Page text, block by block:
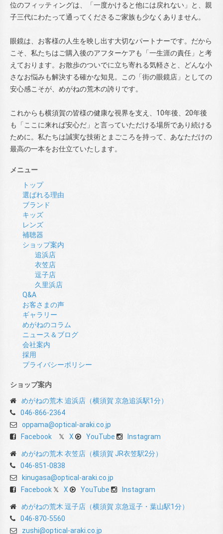
位のフィッティングは、「一度かけると他には戻れない」と、親
子三代にわたって通ってくださるご家族も少なくありません。
眼鏡は、お客様の人生を映し出す大切なパートナーです。だから
こそ、私たちはご購入後のアフターケアも「一生涯の責任」と考
えております。お散歩のついでに立ち寄れる気軽さと、どんな小
さなお悩みも解決する確かな知見。この「街の眼鏡店」としての
安心感こそが、めがねの荒木の誇りです。
これからも横須賀の皆様の健康な視界を支え、10年後、20年後
も「ここに来れば安心だ」と言っていただける場所であり続ける
ために。私たちは誠実な技術とまごころを持って、あなただけの
最高の一本をお仕立ていたします。
メニュー
トップ
選ばれる理由
ブランド
キッズ
レンズ
補聴器
ショップ案内
追浜店
衣笠店
逗子店
久里浜店
Q&A
お客さまの声
ギャラリー
めがねのコラム
ニュース＆ブログ
会社案内
採用
プライバシーポリシー
ショップ案内
めがねの荒木 追浜店（横須賀 京急追浜駅1分）
046-866-2364
oppama@optical-araki.co.jp
Facebook
X YouTube Instagram
めがねの荒木 衣笠店（横須賀 JR衣笠駅2分）
046-851-0838
kinugasa@optical-araki.co.jp
Facebook
X YouTube Instagram
めがねの荒木 逗子店（横須賀 京急逗子・葉山駅1分）
046-870-5560
zushi@optical-araki.co.jp